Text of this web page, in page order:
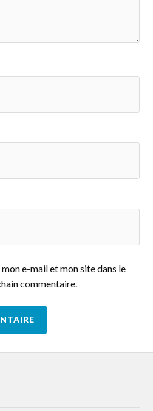
e-mail et mon site dans le
commentaire.